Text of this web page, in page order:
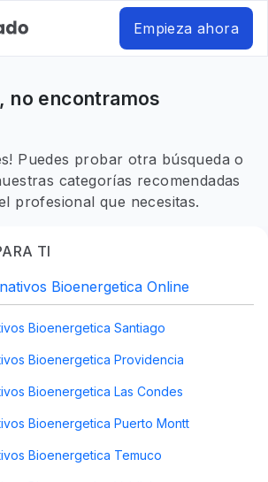
Empieza ahora
no encontramos
Puedes probar otra búsqueda o
categorías recomendadas
profesional que necesitas.
TI
Bioenergetica Online
Bioenergetica Santiago
Bioenergetica Providencia
Bioenergetica Las Condes
Bioenergetica Puerto Montt
Bioenergetica Temuco